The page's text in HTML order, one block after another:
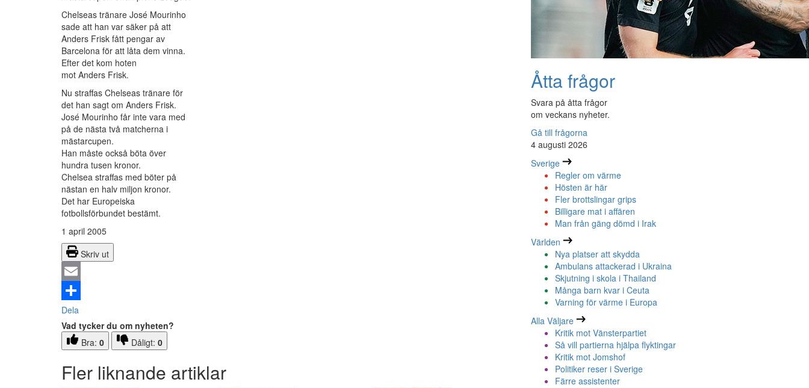
Chelseas tränare José Mourinho
sade att han var säker på att
Anders Frisk fått pengar av
Barcelona för att låta dem vinna.
Efter det kom hoten
mot Anders Frisk.
Nu straffas Chelseas tränare för
det han sagt om Anders Frisk.
José Mourinho får inte vara med
på de nästa två matcherna i
mästarcupen.
Han måste också böta över
hundra tusen kronor.
Chelsea straffas med böter på
nästan en halv miljon kronor.
Det har Europeiska
fotbollsförbundet bestämt.
1 april 2005
Skriv ut
Email
Dela
Vad tycker du om nyheten?
Bra: 0 Dåligt: 0
Fler liknande artiklar
Åtta frågor
Svara på åtta frågor
om veckans nyheter.
Gå till frågorna
4 augusti 2026
Sverige
Regler om värme
Hösten är här
Fler brottslingar grips
Billigare mat i affären
Man från gäng dömd i Irak
Världen
Nya platser att skydda
Ambulans attackerad i Ukraina
Skjutning i skola i Thailand
Många barn kvar i Ceuta
Varning för värme i Europa
Alla Väljare
Kritik mot Vänsterpartiet
Så vill partierna hjälpa flyktingar
Kritik mot Jomshof
Politiker reser i Sverige
Färre assistenter